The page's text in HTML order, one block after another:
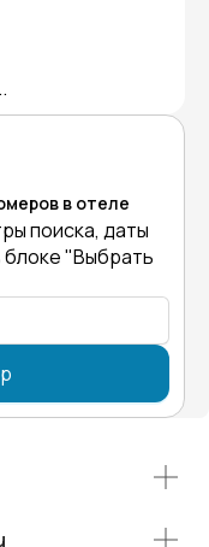
в отеле
поиска, даты
блоке "Выбрать